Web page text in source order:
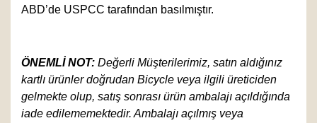
ABD’de USPCC tarafından basılmıştır.
ÖNEMLİ NOT: Değerli Müşterilerimiz, satın aldığınız
kartlı ürünler doğrudan Bicycle veya ilgili üreticiden
gelmekte olup, satış sonrası ürün ambalajı açıldığında
iade edilememektedir. Ambalajı açılmış veya